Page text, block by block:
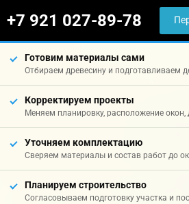
+7 921 027-89-78
Готовим материалы сами
Отбираем древесину и подготавливаем
Корректируем проекты
Меняем планировку, расположение окон,
Уточняем комплектацию
Сверяем материалы и состав работ до
Планируем строительство
Согласовываем подготовку участка и